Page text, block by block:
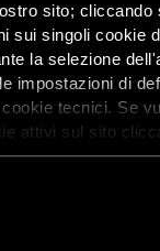
sito; cliccando
sui singoli cookie
la selezione
impostazioni di
tecnici. Se
attivi sul sito
Franco, si
La loro
più tenace
stesso sesso in
EstaciodiRio de